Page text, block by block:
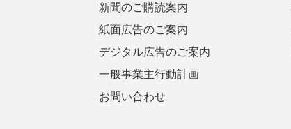
新聞のご購読案内
紙面広告のご案内
デジタル広告のご案内
一般事業主行動計画
お問い合わせ